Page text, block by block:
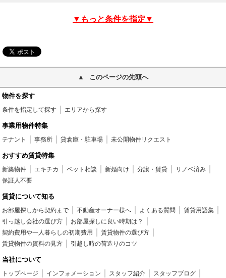
▼もっと条件を指定▼
このページの先頭へ
物件を探す
条件を指定して探す エリアから探す
事業用物件特集
テナント 事務所 貸倉庫・駐車場 未公開物件リクエスト
おすすめ賃貸特集
新築物件 エキチカ ペット相談 新婚向け 分譲・賃貸
リノベ済み
保証人不要
賃貸について知る
お部屋探しから契約まで 不動産オーナー様へ よくある質問
賃貸用語集
引っ越し会社の選び方
お部屋探しに良い時期は？
契約費用や一人暮らしの初期費用
賃貸物件の選び方
賃貸物件の資料の見方
引越し時の荷造りのコツ
当社について
トップページ インフォメーション スタッフ紹介
スタッフブログ